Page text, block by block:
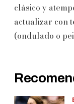
clásico y
actualizar con
(ondulado o